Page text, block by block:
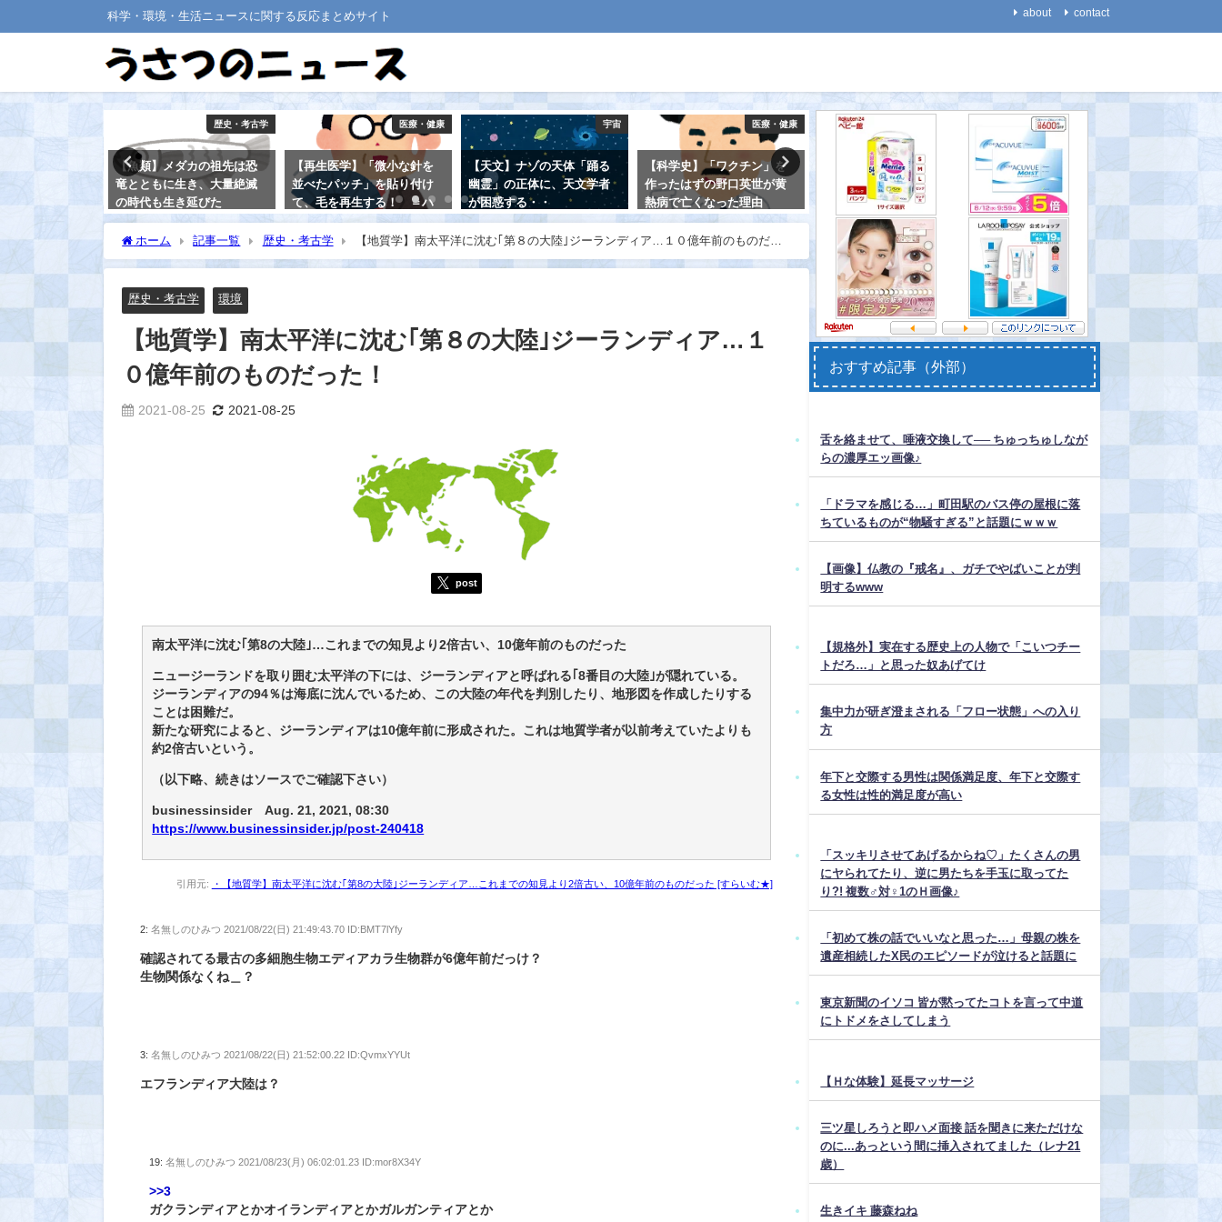
科学・環境・生活ニュースに関する反応まとめサイト about contact
歴史・考古学
【魚類】メダカの祖先は恐
竜とともに生き、大量絶滅
の時代も生き延びた
医療・健康
【再生医学】「微小な針を
並べたパッチ」を貼り付け
て、毛を再生する！ ＝ハ
ゲの治療法開発＝
2021-08-15
宇宙
【天文】ナゾの天体「踊る
幽霊」の正体に、天文学者
が困惑する・・
医療・健康
【科学史】「ワクチン」を
作ったはずの野口英世が黄
熱病で亡くなった理由
【話題】「ワクチン接種し
たネズミが２年で死んだ」
→「寿命です」 ネットのデ
マばっさり否定、小金井市
のサイトが“攻めてる”と話
題に！
2021-08-20
【代謝】ヒトの代謝は、
「２０代から５０代では低
下しない」！
2021-08-28
ホーム 記事一覧 歴史・考古学
【地質学】南太平洋に沈む｢第８の大陸｣ジーランディア…１０億年前のものだっ
た！
歴史・考古学 環境
【地質学】南太平洋に沈む｢第８の大陸｣ジーランディア…１
０億年前のものだった！
2021-08-25 2021-08-25
post
南太平洋に沈む｢第8の大陸｣…これまでの知見より2倍古い、10億年前のものだった
ニュージーランドを取り囲む太平洋の下には、ジーランディアと呼ばれる｢8番目の大陸｣が隠れている。
ジーランディアの94％は海底に沈んでいるため、この大陸の年代を判別したり、地形図を作成したりする
ことは困難だ。
新たな研究によると、ジーランディアは10億年前に形成された。これは地質学者が以前考えていたよりも
約2倍古いという。
（以下略、続きはソースでご確認下さい）
businessinsider Aug. 21, 2021, 08:30
https://www.businessinsider.jp/post-240418
引用元: ・【地質学】南太平洋に沈む｢第8の大陸｣ジーランディア…これまでの知見より2倍古い、10億年前のものだった [すらいむ★]
2:名無しのひみつ 2021/08/22(日) 21:49:43.70 ID:BMT7lYfy
確認されてる最古の多細胞生物エディアカラ生物群が6億年前だっけ？
生物関係なくね＿？
3:名無しのひみつ 2021/08/22(日) 21:52:00.22 ID:QvmxYYUt
エフランディア大陸は？
19:名無しのひみつ 2021/08/23(月) 06:02:01.23 ID:mor8X34Y
>>3
ガクランディアとかオイランディアとかガルガンティアとか
おすすめ記事（外部）
舌を絡ませて、唾液交換して── ちゅっちゅしなが
らの濃厚エッ画像♪
「ドラマを感じる…」町田駅のバス停の屋根に落
ちているものが“物騒すぎる”と話題にｗｗｗ
【画像】仏教の『戒名』、ガチでやばいことが判
明するwww
【規格外】実在する歴史上の人物で「こいつチー
トだろ…」と思った奴あげてけ
集中力が研ぎ澄まされる「フロー状態」への入り
方
年下と交際する男性は関係満足度、年下と交際す
る女性は性的満足度が高い
「スッキリさせてあげるからね♡」たくさんの男
にヤられてたり、逆に男たちを手玉に取ってた
り?! 複数♂対♀1のＨ画像♪
「初めて株の話でいいなと思った…」母親の株を
遺産相続したX民のエピソードが泣けると話題に
東京新聞のイソコ 皆が黙ってたコトを言って中道
にトドメをさしてしまう
【Ｈな体験】延長マッサージ
三ツ星しろうと即ハメ面接 話を聞きに来ただけな
のに...あっという間に挿入されてました（レナ21
歳）
生きイキ 藤森ねね